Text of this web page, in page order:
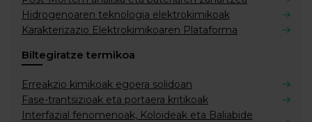
Hidrogenoaren teknologia elektrokimikoak
Karakterizazio Elektrokimikoaren Plataforma
Biltegiratze termikoa
Erreakzio kimikoak egoera solidoan
Fase-trantsizioak eta portaera kritikoak
Interfazial fenomenoak, Koloideak eta Baliabide